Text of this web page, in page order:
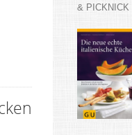
& PICKNICK